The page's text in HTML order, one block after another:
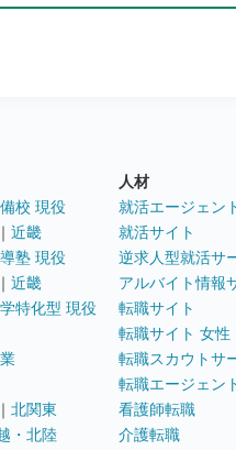
校 現役
｜ 近畿
塾 現役
｜ 近畿
特化型 現役
｜ 北関東
・北陸
人材
就活エージェン
就活サイト
逆求人型就活サ
アルバイト情報
転職サイト
転職サイト 女性
転職スカウトサ
転職エージェン
看護師転職
介護転職